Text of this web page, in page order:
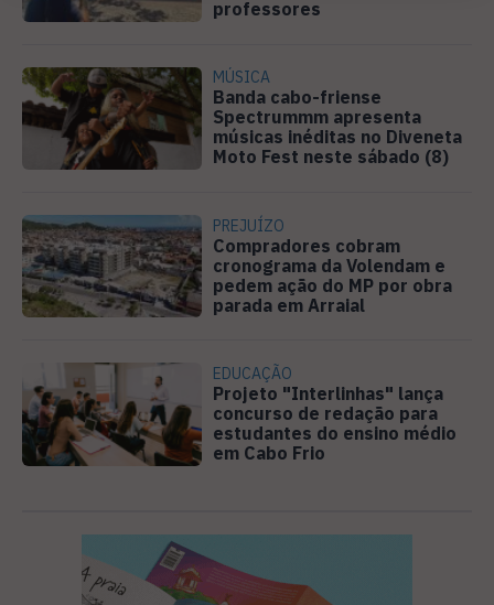
professores
MÚSICA
Banda cabo-friense
Spectrummm apresenta
músicas inéditas no Diveneta
Moto Fest neste sábado (8)
PREJUÍZO
Compradores cobram
cronograma da Volendam e
pedem ação do MP por obra
parada em Arraial
EDUCAÇÃO
Projeto "Interlinhas" lança
concurso de redação para
estudantes do ensino médio
em Cabo Frio